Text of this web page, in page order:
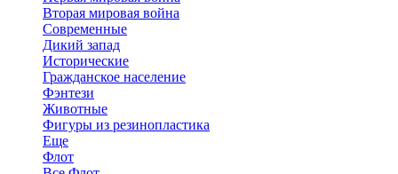
Вторая мировая война
Современные
Дикий запад
Исторические
Гражданское население
Фэнтези
Животные
Фигуры из резинопластика
Еще
Флот